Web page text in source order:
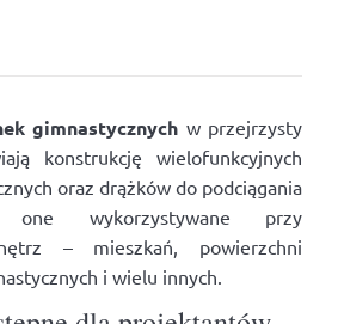
gimnastycznych w przejrzysty
konstrukcję wielofunkcyjnych
oraz drążków do podciągania
one wykorzystywane przy
– mieszkań, powierzchni
i wielu innych.